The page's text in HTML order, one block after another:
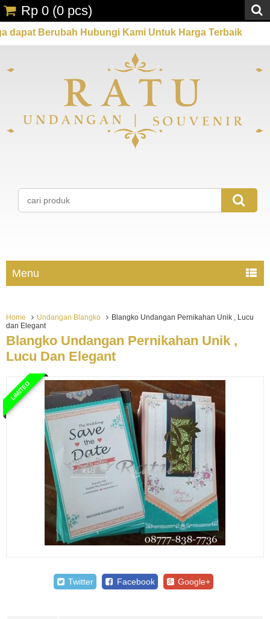
Hubungi Kami Untuk Harga Terbaik Promo
Rp 0 (0 pcs)
Menu
Home Undangan Blangko
Blangko Undangan Pernikahan Unik , Lucu
dan Elegant
Blangko Undangan Pernikahan Unik ,
Lucu Dan Elegant
LIMITED
Twitter Facebook Google+